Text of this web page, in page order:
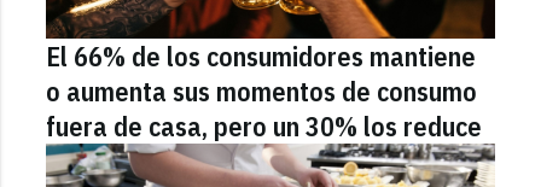
El 66% de los consumidores mantiene
o aumenta sus momentos de consumo
fuera de casa, pero un 30% los reduce